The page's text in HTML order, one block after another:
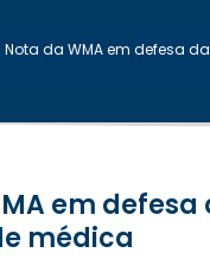
Nota da WMA em defesa da
médica